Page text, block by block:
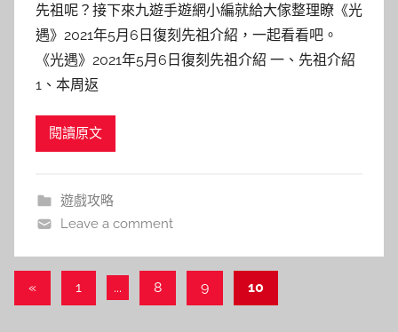
先祖呢？接下來九遊手遊網小編就給大傢整理瞭《光
遇》2021年5月6日復刻先祖介紹，一起看看吧。
《光遇》2021年5月6日復刻先祖介紹 一、先祖介紹
1、本周返
閱讀原文
遊戲攻略
Leave a comment
文
«Previous
1 ... 8 9 10